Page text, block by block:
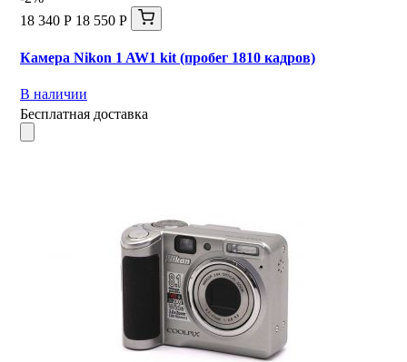
18 340 Р 18 550 Р
Камера Nikon 1 AW1 kit (пробег 1810 кадров)
В наличии
Бесплатная доставка